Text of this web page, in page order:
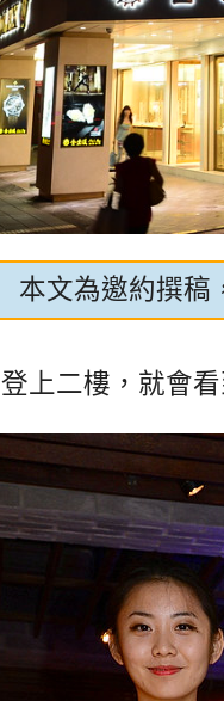
本文為邀約撰稿
上二樓，就會看